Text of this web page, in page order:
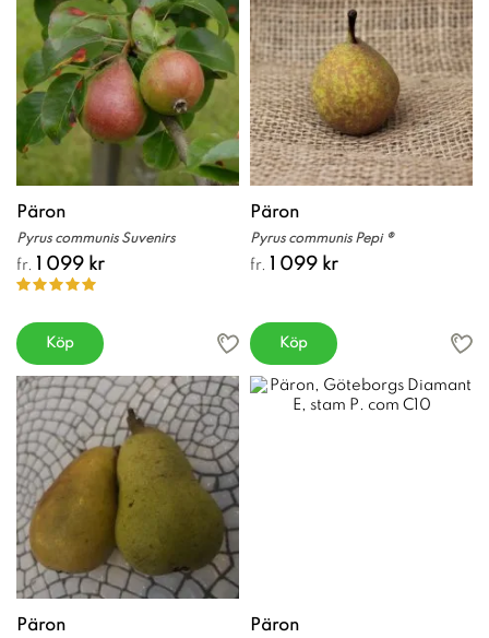
Päron
Pyrus communis Suvenirs
fr. 1 099 kr
Köp
Päron
Pyrus communis Pepi ®
fr. 1 099 kr
Köp
Päron Päron